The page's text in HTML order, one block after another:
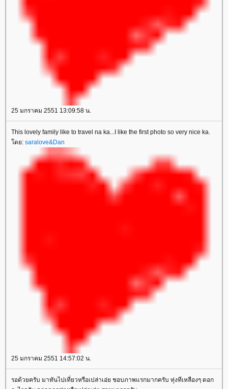
25 มกราคม 2551 13:09:58 น.
This lovely family like to travel na ka...I like the first photo so very nice ka.
ดย: saralove&Dan
25 มกราคม 2551 14:57:02 น.
รอด้วยครับ มาทันไปเที่ยวหรือเปล่าเอ่ย ชอบภาพแรกมากครับ ทุ่งทีเหลืองๆ ดอก